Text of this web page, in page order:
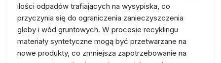
ilości odpadów trafiających na wysypiska, co
przyczynia się do ograniczenia zanieczyszczenia
gleby i wód gruntowych. W procesie recyklingu
materiały syntetyczne mogą być przetwarzane na
nowe produkty, co zmniejsza zapotrzebowanie na